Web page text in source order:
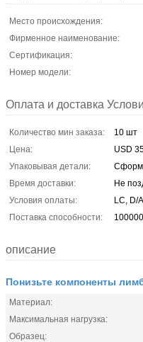
Место происхождения:
Фирменное наименование:
Сертификация:
Номер модели:
Оплата и доставка
Количество мин заказа:
10 шт
Цена:
USD
Упаковывая детали:
Время доставки:
Не
Условия оплаты:
LC, D/
Поставка способности:
описание
Понизьте компоненты
Материал:
Максимальная нагрузка:
Образец: